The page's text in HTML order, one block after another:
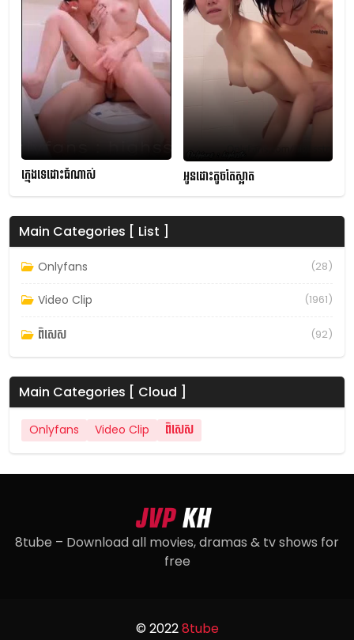
ក្មេងទេដោះធំណាស់ អូនដោះតូចតែស្អាត
Main Categories [ List ]
Onlyfans (28)
Video Clip (1961)
ពិសេស (92)
Main Categories [ Cloud ]
Onlyfans Video Clip ពិសេស
8tube – Download all movies, dramas & tv shows for
free
© 20228tube